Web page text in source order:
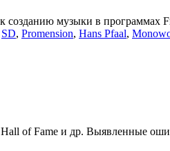
созданию музыки в программах
SD, Promension, Hans Pfaal,
of Fame и др. Выявленные